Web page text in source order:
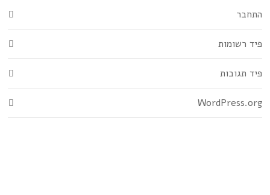
התחבר
פיד רשומות
פיד תגובות
WordPress.org